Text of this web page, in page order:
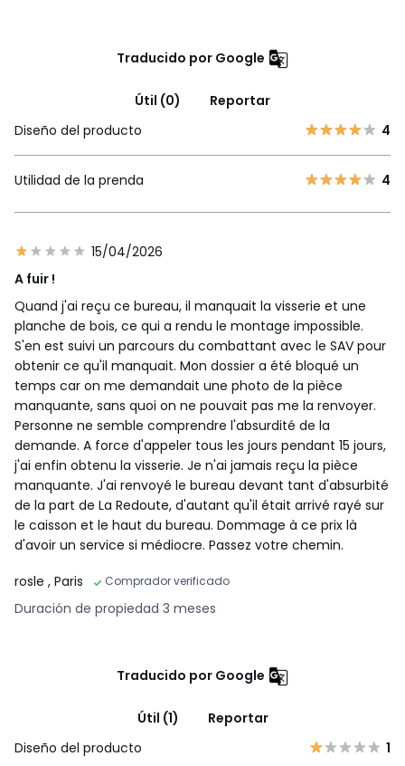
Traducido por Google
Útil (0)
Reportar
Diseño del producto
4
Utilidad de la prenda 4
15/04/2026
A fuir !
Quand j'ai reçu ce bureau, il manquait la visserie et une
planche de bois, ce qui a rendu le montage impossible.
S'en est suivi un parcours du combattant avec le SAV pour
obtenir ce qu'il manquait. Mon dossier a été bloqué un
temps car on me demandait une photo de la pièce
manquante, sans quoi on ne pouvait pas me la renvoyer.
Personne ne semble comprendre l'absurdité de la
demande. A force d'appeler tous les jours pendant 15 jours,
j'ai enfin obtenu la visserie. Je n'ai jamais reçu la pièce
manquante. J'ai renvoyé le bureau devant tant d'absurbité
de la part de La Redoute, d'autant qu'il était arrivé rayé sur
le caisson et le haut du bureau. Dommage à ce prix là
d'avoir un service si médiocre. Passez votre chemin.
rosle , Paris Comprador verificado
Duración de propiedad 3 meses
Traducido por Google
Útil (1)
Reportar
Diseño del producto
1